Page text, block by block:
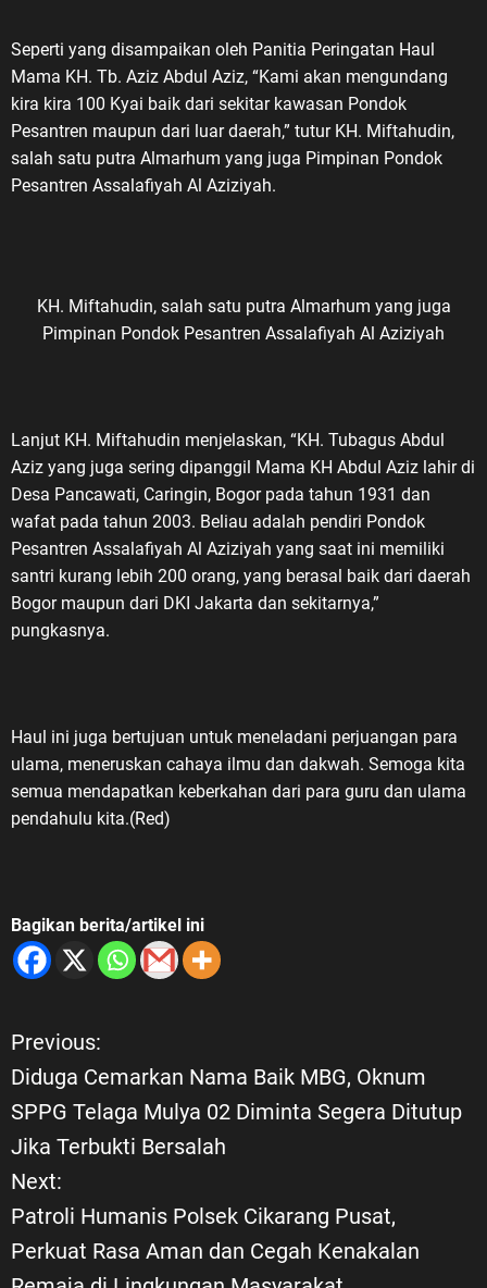
Seperti yang disampaikan oleh Panitia Peringatan Haul
Mama KH. Tb. Aziz Abdul Aziz, “Kami akan mengundang
kira kira 100 Kyai baik dari sekitar kawasan Pondok
Pesantren maupun dari luar daerah,” tutur KH. Miftahudin,
salah satu putra Almarhum yang juga Pimpinan Pondok
Pesantren Assalafiyah Al Aziziyah.
KH. Miftahudin, salah satu putra Almarhum yang juga
Pimpinan Pondok Pesantren Assalafiyah Al Aziziyah
Lanjut KH. Miftahudin menjelaskan, “KH. Tubagus Abdul
Aziz yang juga sering dipanggil Mama KH Abdul Aziz lahir di
Desa Pancawati, Caringin, Bogor pada tahun 1931 dan
wafat pada tahun 2003. Beliau adalah pendiri Pondok
Pesantren Assalafiyah Al Aziziyah yang saat ini memiliki
santri kurang lebih 200 orang, yang berasal baik dari daerah
Bogor maupun dari DKI Jakarta dan sekitarnya,”
pungkasnya.
Haul ini juga bertujuan untuk meneladani perjuangan para
ulama, meneruskan cahaya ilmu dan dakwah. Semoga kita
semua mendapatkan keberkahan dari para guru dan ulama
pendahulu kita.(Red)
Bagikan berita/artikel ini
N
a
v
i
g
Previous:
Diduga Cemarkan Nama Baik MBG, Oknum
SPPG Telaga Mulya 02 Diminta Segera Ditutup
Jika Terbukti Bersalah
Next:
Patroli Humanis Polsek Cikarang Pusat,
Perkuat Rasa Aman dan Cegah Kenakalan